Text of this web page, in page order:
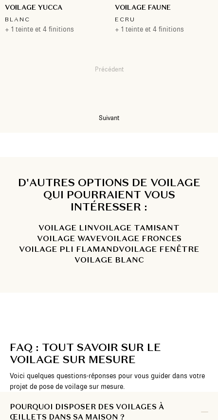
VOILAGE YUCCA
BLANC
+ 1 teinte et 4 finitions
VOILAGE FAUNE
ECRU
+ 1 teinte et 4 finitions
Précédent
Suivant
D'AUTRES OPTIONS DE VOILAGE
QUI POURRAIENT VOUS
INTÉRESSER :
VOILAGE LINVOILAGE TAMISANT
VOILAGE WAVEVOILAGE FRONCES
VOILAGE PLI FLAMANDVOILAGE FENÊTRE
VOILAGE BLANC
FAQ : TOUT SAVOIR SUR LE
VOILAGE SUR MESURE
Voici quelques questions-réponses pour vous guider dans votre
projet de pose de voilage sur mesure.
POURQUOI DISPOSER DES VOILAGES À
ŒILLETS DANS SA MAISON ?